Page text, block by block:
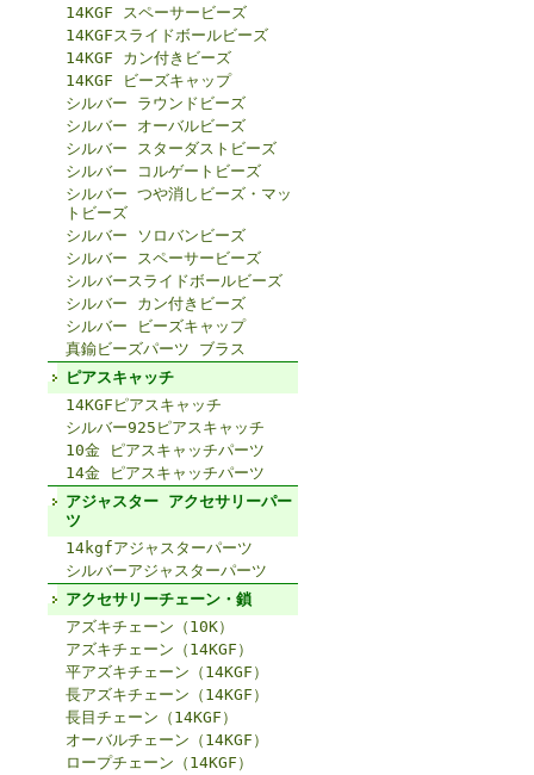
14KGF スペーサービーズ
14KGFスライドボールビーズ
14KGF カン付きビーズ
14KGF ビーズキャップ
シルバー ラウンドビーズ
シルバー オーバルビーズ
シルバー スターダストビーズ
シルバー コルゲートビーズ
シルバー つや消しビーズ・マッ
トビーズ
シルバー ソロバンビーズ
シルバー スペーサービーズ
シルバースライドボールビーズ
シルバー カン付きビーズ
シルバー ビーズキャップ
真鍮ビーズパーツ ブラス
ピアスキャッチ
14KGFピアスキャッチ
シルバー925ピアスキャッチ
10金 ピアスキャッチパーツ
14金 ピアスキャッチパーツ
アジャスター アクセサリーパー
ツ
14kgfアジャスターパーツ
シルバーアジャスターパーツ
アクセサリーチェーン・鎖
アズキチェーン（10K）
アズキチェーン（14KGF）
平アズキチェーン（14KGF）
長アズキチェーン（14KGF）
長目チェーン（14KGF）
オーバルチェーン（14KGF）
ロープチェーン（14KGF）